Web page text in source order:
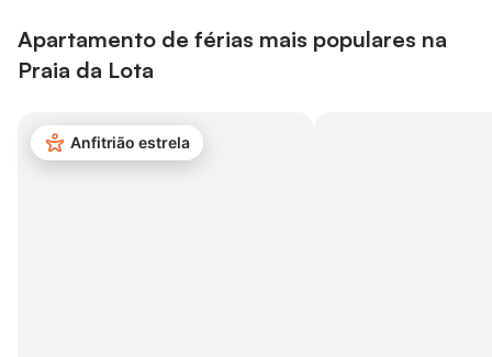
Apartamento de férias mais populares na
Praia da Lota
Anfitrião estrela